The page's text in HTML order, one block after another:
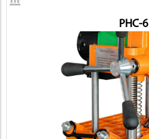
PHC-6